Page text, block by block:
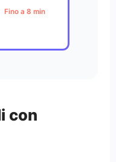
Fino a 8 min
con